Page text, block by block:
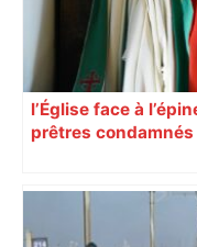
l’Église face à
prêtres condamnés